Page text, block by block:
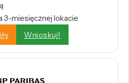
3-miesięcznej lokacie
Wnioskuj!